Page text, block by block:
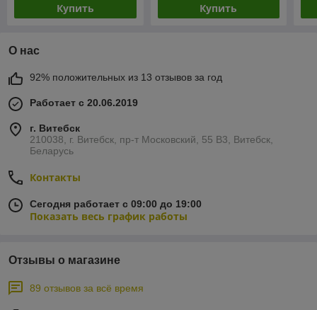
Купить Купить
О нас
92% положительных из 13 отзывов за год
Работает с 20.06.2019
г. Витебск
210038, г. Витебск, пр-т Московский, 55 B3, Витебск,
Беларусь
Контакты
Сегодня работает с 09:00 до 19:00
Показать весь график работы
Отзывы о магазине
89 отзывов за всё время